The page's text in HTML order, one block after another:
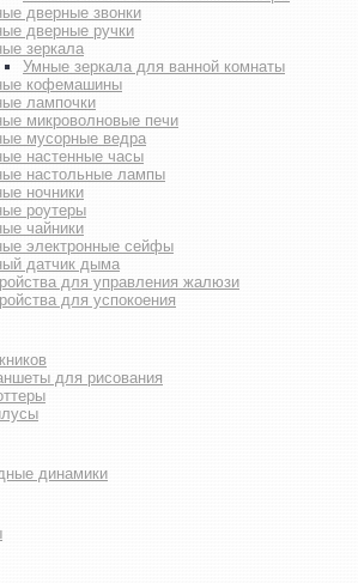
дверные звонки
дверные ручки
зеркала
Умные зеркала для ванной комнаты
кофемашины
лампочки
микроволновые печи
мусорные ведра
настенные часы
настольные лампы
ночники
роутеры
чайники
электронные сейфы
датчик дыма
для управления жалюзи
для успокоения
для рисования
динамики